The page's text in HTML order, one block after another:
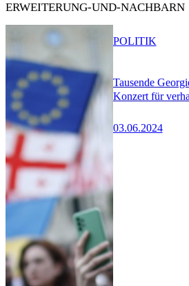
ERWEITERUNG-UND-NACHBARN
Tausende
Konzert für
03.06.2024
POLITIK